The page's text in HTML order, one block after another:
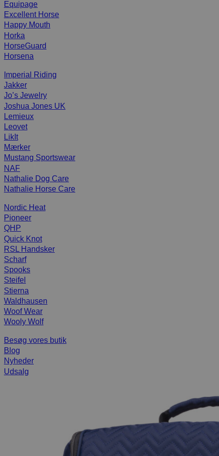
Equipage
Excellent Horse
Happy Mouth
Horka
HorseGuard
Horsena
Imperial Riding
Jakker
Jo’s Jewelry
Joshua Jones UK
Lemieux
Leovet
LikIt
Mærker
Mustang Sportswear
NAF
Nathalie Dog Care
Nathalie Horse Care
Nordic Heat
Pioneer
QHP
Quick Knot
RSL Handsker
Scharf
Spooks
Steifel
Stierna
Waldhausen
Woof Wear
Wooly Wolf
Besøg vores butik
Blog
Nyheder
Udsalg